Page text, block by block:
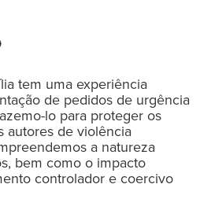
tem uma experiência
de pedidos de urgência
lo para proteger os
autores de violência
a natureza
bem como o impacto
controlador e coercivo